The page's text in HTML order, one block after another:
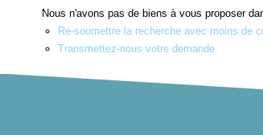
Nous n'avons pas de biens à vous proposer
Re-soumettre la recherche avec moins de
Transmettez-nous votre demande